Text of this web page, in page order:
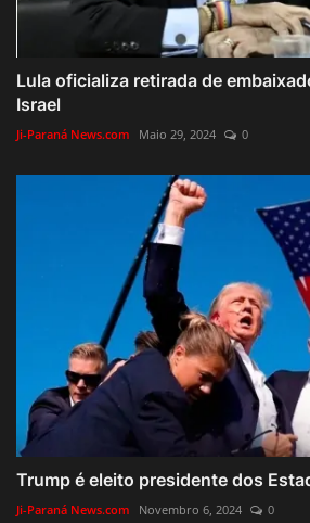
Lula oficializa retirada de
Israel
Ji-Paraná News.com Maio 29, 2024 0
Trump é eleito presidente dos
Ji-Paraná News.com Novembro 6, 2024 0